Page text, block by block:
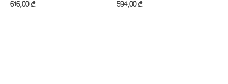
616,00 ₾ 594,00 ₾